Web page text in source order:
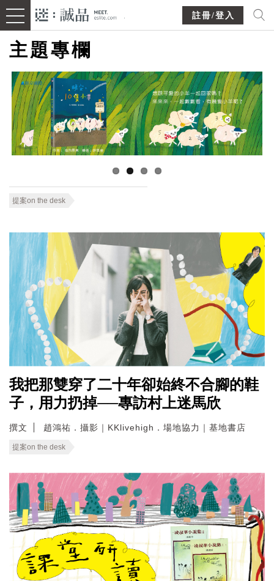
註冊/登入
主題專欄
提案on the desk
我把那雙穿了二十年卻始終不合腳的鞋
子，用力扔掉──專訪村上迷馬欣
撰文 趙鴻祐．攝影｜KKlivehigh．場地協力｜基地書店
提案on the desk